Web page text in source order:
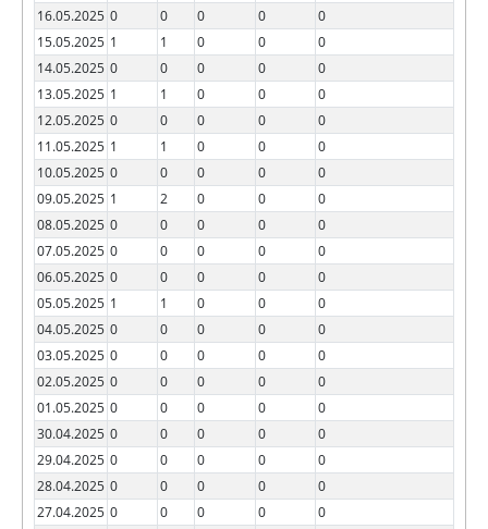
16.05.2025 0 0 0 0
0
15.05.2025 1 1 0 0
0
14.05.2025 0 0 0 0
0
13.05.2025 1 1 0 0
0
12.05.2025 0 0 0 0
0
11.05.2025 1 1 0 0
0
10.05.2025 0 0 0 0
0
09.05.2025 1 2 0 0
0
08.05.2025 0 0 0 0
0
07.05.2025 0 0 0 0
0
06.05.2025 0 0 0 0
0
05.05.2025 1 1 0 0
0
04.05.2025 0 0 0 0
0
03.05.2025 0 0 0 0
0
02.05.2025 0 0 0 0
0
01.05.2025 0 0 0 0
0
30.04.2025 0 0 0 0
0
29.04.2025 0 0 0 0
0
28.04.2025 0 0 0 0
0
27.04.2025 0 0 0 0
0